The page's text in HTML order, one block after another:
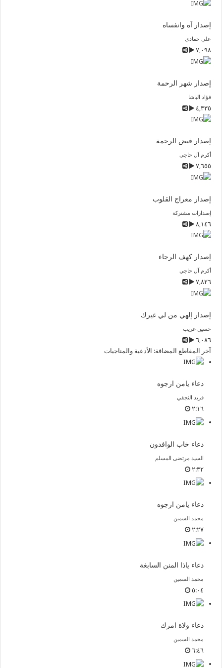
إصدار آه وانفساه
علي حمادي
٧,٠٩٨
إصدار شهر الرحمة
فؤاد الباشا
٤,٣٣٥
إصدار فيض الرحمة
أكرم آل حاجي
٧,٦٥٥
إصدار معراج القلوب
إصدارات مشتركة
٨,١٤٦
إصدار كهف الرجاء
أكرم آل حاجي
٧,٨٢٦
إصدار إلهي من لي غيرك
حسين غريب
٦,٠٨٦
آخر المقاطع المضافة: الأدعية والمناجيات
دعاء يامن ارجوه
فريد النجفي
٢:١٦
دعاء خاب الوافدون
السيد مرتضى المسلم
٢:٣٢
دعاء يامن ارجوه
محمد السمين
٢:٢٧
دعاء ياذا المنن السابغة
محمد السمين
٥:٠٤
دعاء ولاة امرك
محمد السمين
٦:٤٦